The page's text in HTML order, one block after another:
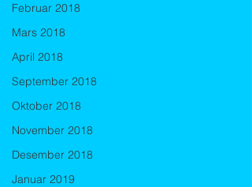
Februar 2018
Mars 2018
April 2018
September 2018
Oktober 2018
November 2018
Desember 2018
Januar 2019